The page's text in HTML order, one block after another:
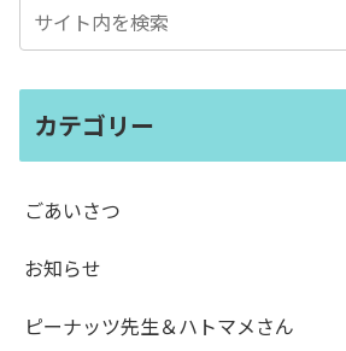
カテゴリー
ごあいさつ
お知らせ
ピーナッツ先生＆ハトマメさん